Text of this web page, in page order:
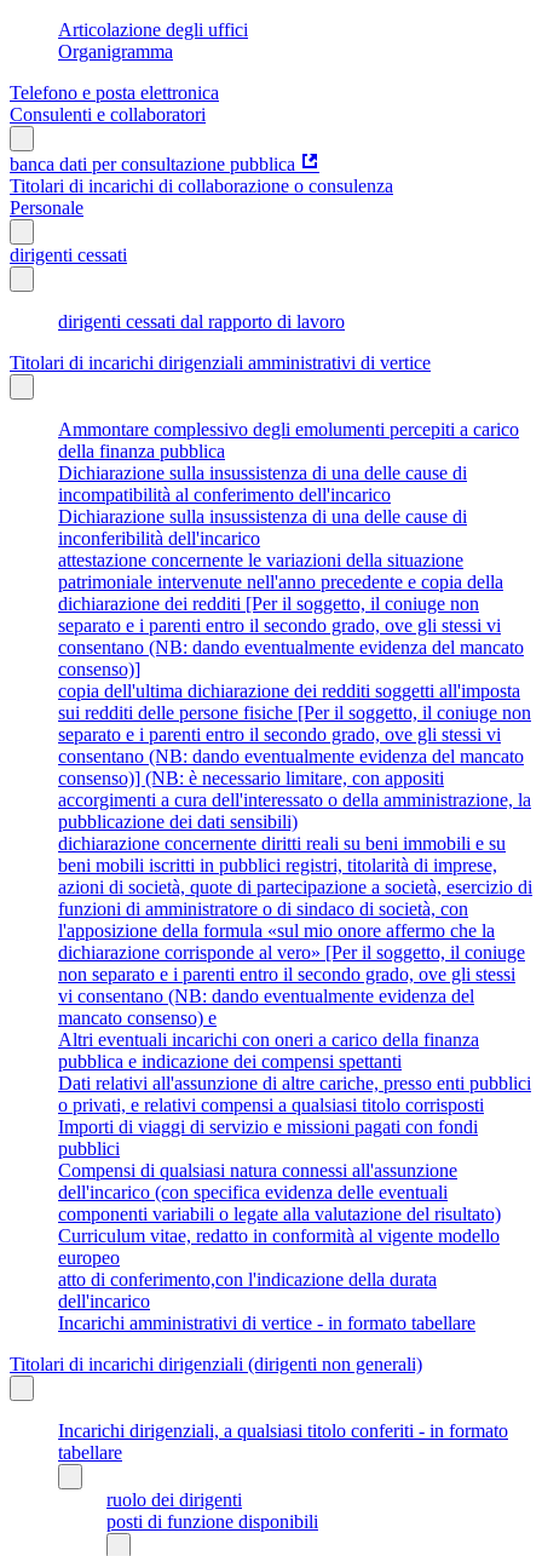
Articolazione degli uffici
Organigramma
Telefono e posta elettronica
Consulenti e collaboratori
banca dati per consultazione pubblica
Titolari di incarichi di collaborazione o consulenza
Personale
dirigenti cessati
dirigenti cessati dal rapporto di lavoro
Titolari di incarichi dirigenziali amministrativi di vertice
Ammontare complessivo degli emolumenti percepiti a carico
della finanza pubblica
Dichiarazione sulla insussistenza di una delle cause di
incompatibilità al conferimento dell'incarico
Dichiarazione sulla insussistenza di una delle cause di
inconferibilità dell'incarico
attestazione concernente le variazioni della situazione
patrimoniale intervenute nell'anno precedente e copia della
dichiarazione dei redditi [Per il soggetto, il coniuge non
separato e i parenti entro il secondo grado, ove gli stessi vi
consentano (NB: dando eventualmente evidenza del mancato
consenso)]
copia dell'ultima dichiarazione dei redditi soggetti all'imposta
sui redditi delle persone fisiche [Per il soggetto, il coniuge non
separato e i parenti entro il secondo grado, ove gli stessi vi
consentano (NB: dando eventualmente evidenza del mancato
consenso)] (NB: è necessario limitare, con appositi
accorgimenti a cura dell'interessato o della amministrazione, la
pubblicazione dei dati sensibili)
dichiarazione concernente diritti reali su beni immobili e su
beni mobili iscritti in pubblici registri, titolarità di imprese,
azioni di società, quote di partecipazione a società, esercizio di
funzioni di amministratore o di sindaco di società, con
l'apposizione della formula «sul mio onore affermo che la
dichiarazione corrisponde al vero» [Per il soggetto, il coniuge
non separato e i parenti entro il secondo grado, ove gli stessi
vi consentano (NB: dando eventualmente evidenza del
mancato consenso) e
Altri eventuali incarichi con oneri a carico della finanza
pubblica e indicazione dei compensi spettanti
Dati relativi all'assunzione di altre cariche, presso enti pubblici
o privati, e relativi compensi a qualsiasi titolo corrisposti
Importi di viaggi di servizio e missioni pagati con fondi
pubblici
Compensi di qualsiasi natura connessi all'assunzione
dell'incarico (con specifica evidenza delle eventuali
componenti variabili o legate alla valutazione del risultato)
Curriculum vitae, redatto in conformità al vigente modello
europeo
atto di conferimento,con l'indicazione della durata
dell'incarico
Incarichi amministrativi di vertice - in formato tabellare
Titolari di incarichi dirigenziali (dirigenti non generali)
Incarichi dirigenziali, a qualsiasi titolo conferiti - in formato
tabellare
ruolo dei dirigenti
posti di funzione disponibili